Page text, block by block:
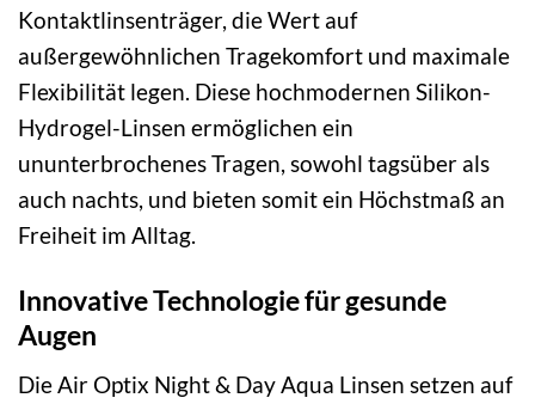
Kontaktlinsenträger, die Wert auf
außergewöhnlichen Tragekomfort und maximale
Flexibilität legen. Diese hochmodernen Silikon-
Hydrogel-Linsen ermöglichen ein
ununterbrochenes Tragen, sowohl tagsüber als
auch nachts, und bieten somit ein Höchstmaß an
Freiheit im Alltag.
Innovative Technologie für gesunde
Augen
Die Air Optix Night & Day Aqua Linsen setzen auf